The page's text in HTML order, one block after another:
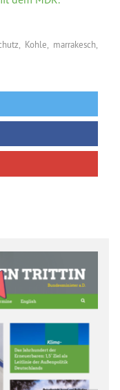
Kohle marrakesch